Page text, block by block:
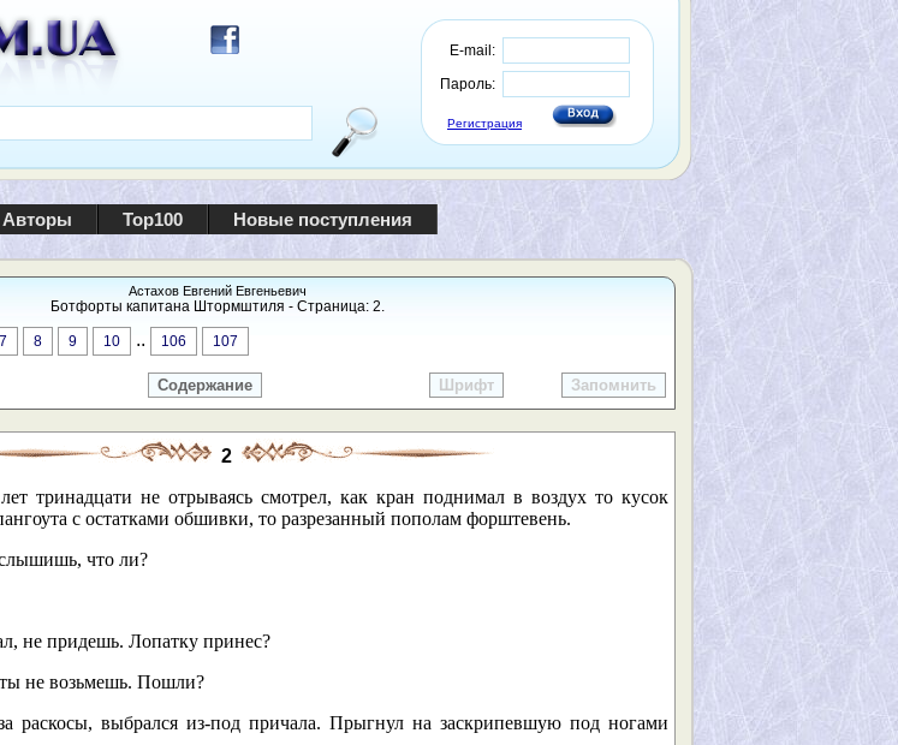
E-mail:
Пароль:
Регистрация
Авторы Top100 Новые поступления
Астахов Евгений Евгеньевич
Ботфорты капитана Штормштиля - Страница: 2.
7 8 9 10 .. 106 107
Содержание Шрифт Запомнить
2
тринадцати не отрываясь смотрел, как кран поднимал в воздух то кусок
с остатками обшивки, то разрезанный пополам форштевень.
что ли?
не придешь. Лопатку принес?
не возьмешь. Пошли?
раскосы, выбрался из-под причала. Прыгнул на заскрипевшую под ногами